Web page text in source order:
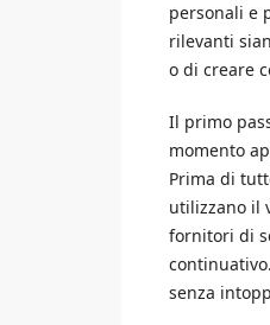
personali e
rilevanti
o di creare
Il primo
momento
Prima di
utilizzano il
fornitori di
senza